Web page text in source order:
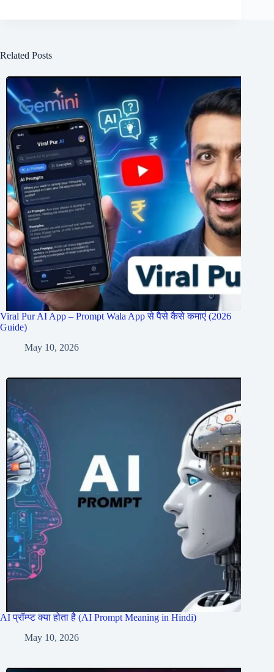
Related Posts
Viral Pur AI App – Prompt Wala App से पैसे कैसे कमाएं (2026
Guide)
May 10, 2026
AI प्रॉम्प्ट क्या होता है (AI Prompt Meaning in Hindi)
May 10, 2026